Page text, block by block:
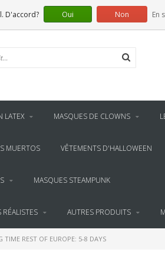
LATEX MASQUES DE CLOWNS
MUERTOS VÊTEMENTS D'HALLOWEEN
MASQUES STEAMPUNK
AUTRES PRODUITS
TIME REST OF EUROPE: 5-8 DAYS
D'accord? Oui Non En